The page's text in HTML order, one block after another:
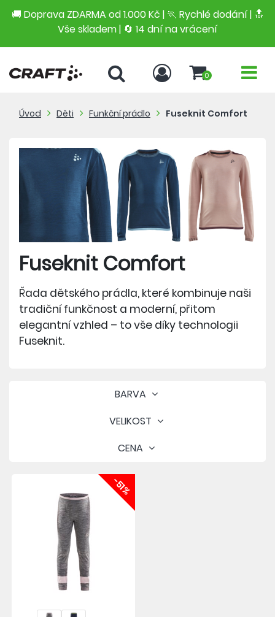
🚚 Doprava ZDARMA od 1.000 Kč | 🏃 Rychlé dodání | 🔝
Vše skladem | 🔄 14 dní na vrácení
0
Úvod Děti Funkční prádlo Fuseknit Comfort
Fuseknit Comfort
Řada dětského prádla, které kombinuje naši
tradiční funkčnost a moderní, přitom
elegantní vzhled – to vše díky technologii
Fuseknit.
BARVA
VELIKOST
CENA
-51%